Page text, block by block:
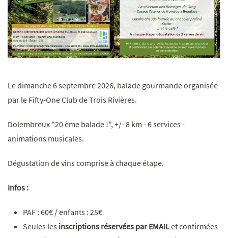
Le dimanche 6 septembre 2026, balade gourmande organisée
par le Fifty-One Club de Trois Rivières.
Dolembreux "20 ème balade !", +/- 8 km - 6 services -
animations musicales.
Dégustation de vins comprise à chaque étape.
Infos :
PAF : 60€ / enfants : 25€
Seules les inscriptions réservées par EMAILet confirmées